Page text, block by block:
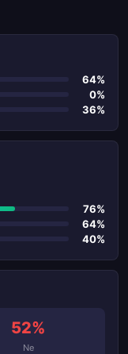
64%
0%
36%
76%
64%
40%
52%
Ne